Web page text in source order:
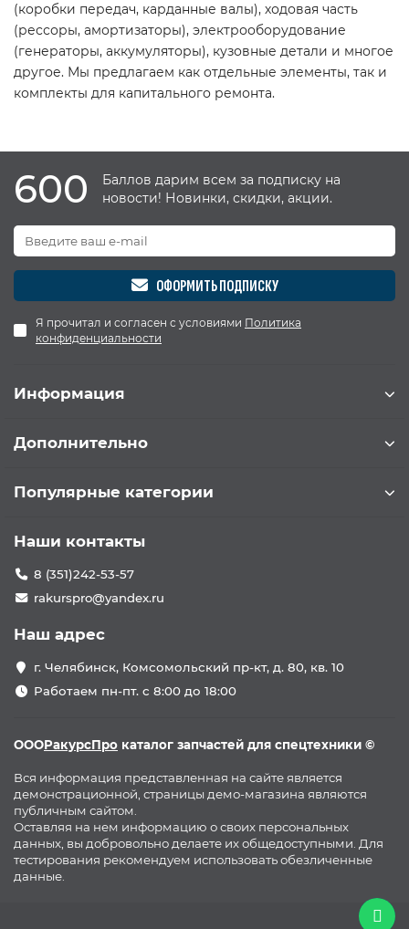
(коробки передач, карданные валы), ходовая часть
(рессоры, амортизаторы), электрооборудование
(генераторы, аккумуляторы), кузовные детали и многое
другое. Мы предлагаем как отдельные элементы, так и
комплекты для капитального ремонта.
600
Баллов дарим всем за подписку на
новости! Новинки, скидки, акции.
ОФОРМИТЬ ПОДПИСКУ
Я прочитал и согласен с условиями Политика
конфиденциальности
Информация
Дополнительно
Популярные категории
Наши контакты
8 (351)242-53-57
rakurspro@yandex.ru
Наш адрес
г. Челябинск, Комсомольский пр-кт, д. 80, кв. 10
Работаем пн-пт. с 8:00 до 18:00
ОООРакурсПро каталог запчастей для спецтехники ©
Вся информация представленная на сайте является
демонстрационной, страницы демо-магазина являются
публичным сайтом.
Оставляя на нем информацию о своих персональных
данных, вы добровольно делаете их общедоступными. Для
тестирования рекомендуем использовать обезличенные
данные.